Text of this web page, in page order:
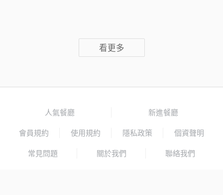
看更多
人氣餐廳 新進餐廳
會員規約 使用規約 隱私政策 個資聲明
常見問題 關於我們 聯絡我們